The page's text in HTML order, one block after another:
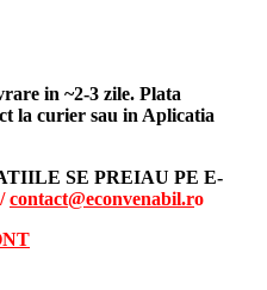
in ~2-3 zile. Plata
la curier sau in Aplicatia
SE PREIAU PE E-
/contact@econvenabil.ro